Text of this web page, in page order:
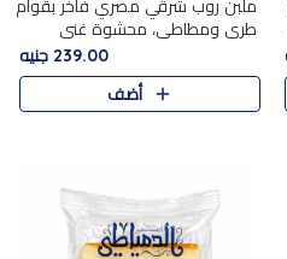
ملبن روب شرقي مصري فاخر بقوام
طري ومطاطي، محشوة غني
بسخاء بقطع عين الجمل واللوز
الفاخر التي تضيف قرمشة مميزة
ومرضية ونكهة ناتي غنية في كل
239.00 جنيه
أضف